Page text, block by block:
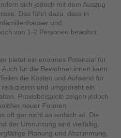
sich jedoch mit dem Auszug
Das führt dazu, dass in
und
von 1-2 Personen bewohnt
bietet ein enormes Potenzial für
für die Bewohner:innen kann
die Kosten und Aufwand für
und umgedreht ein
Praxisbeispiele zeigen jedoch
neuer Formen
oft gar nicht so einfach ist. Die
der Umnutzung sind vielfältig,
Planung und Abstimmung,